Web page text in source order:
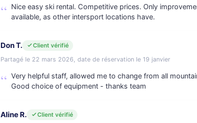
Nice easy ski rental. Competitive prices. Only
available, as other intersport locations have.
Don T.
Client vérifié
Partagé le 22 mars 2026, date de réservation le 19 janvier
Very helpful staff, allowed me to change from all
Good choice of equipment - thanks team
Aline R.
Client vérifié